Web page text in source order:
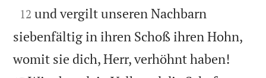

12 und vergilt unseren Nachbarn
siebenfältig in ihren Schoß ihren Hohn,
womit sie dich, Herr, verhöhnt haben!